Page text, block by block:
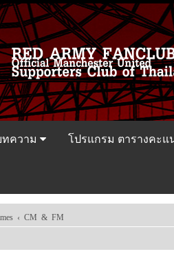
ทความ โปรแกรม ตารางคะ
‹ CM & FM